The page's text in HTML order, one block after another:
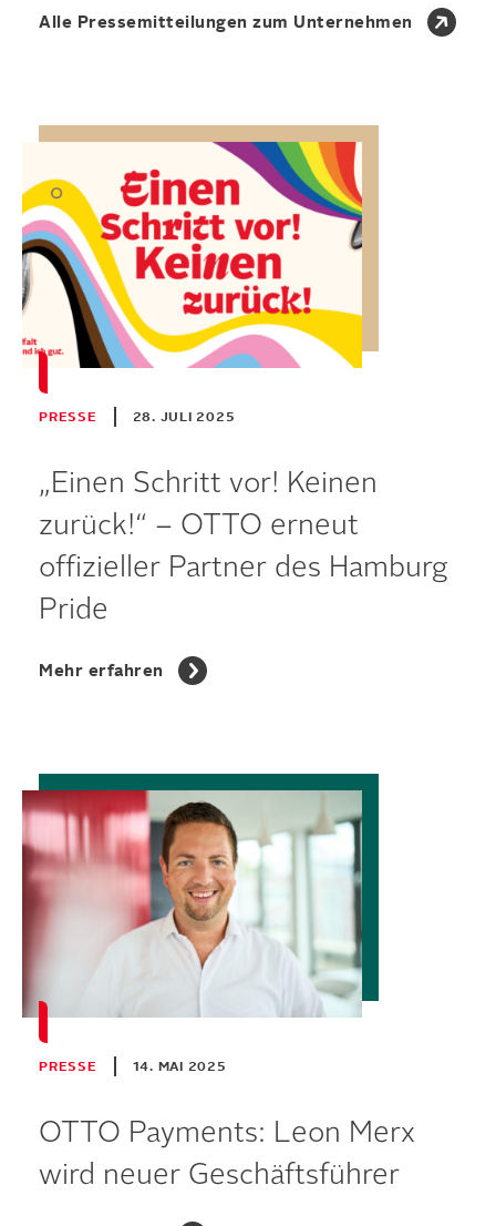
Alle Pressemitteilungen zum Unternehmen
PRESSE 28. JULI 2025
„Einen Schritt vor! Keinen
zurück!“ – OTTO erneut
offizieller Partner des Hamburg
Pride
Mehr erfahren
PRESSE 14. MAI 2025
OTTO Payments: Leon Merx
wird neuer Geschäftsführer